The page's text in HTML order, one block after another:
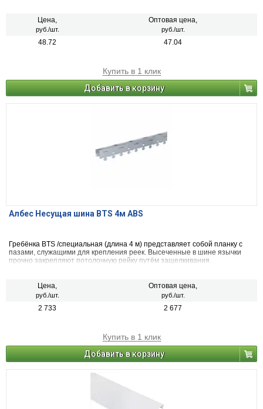
Цена,
руб./шт.
Оптовая цена,
руб./шт.
48.72 47.04
Купить в 1 клик
Добавить в корзину
Албес Несущая шина BTS 4м ABS
Гребёнка BTS /специальная (длина 4 м) представляет собой планку с
пазами, служащими для крепления реек. Высеченные в шине язычки
прочно закрепляют потолочную рейку путём защелкивания.
Цена,
руб./шт.
Оптовая цена,
руб./шт.
2 733 2 677
Купить в 1 клик
Добавить в корзину